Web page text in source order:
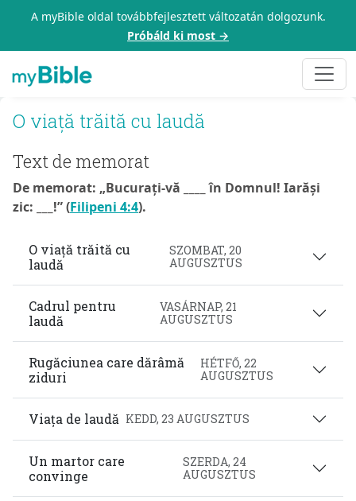
A myBible oldal továbbfejlesztett változatán dolgozunk.
Próbáld ki most →
O viață trăită cu laudă
Text de memorat
De memorat: „Bucurați-vă ____ în Domnul! Iarăși
zic: ___!” (Filipeni 4:4).
O viață trăită cu
laudă
SZOMBAT, 20
AUGUSZTUS
Cadrul pentru
laudă
VASÁRNAP, 21
AUGUSZTUS
Rugăciunea care dărâmă
ziduri
HÉTFŐ, 22
AUGUSZTUS
Viața de laudă KEDD, 23 AUGUSZTUS
Un martor care
convinge
SZERDA, 24
AUGUSZTUS